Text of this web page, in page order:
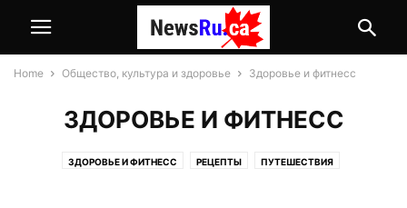
Home Общество, культура и здоровье Здоровье и фитнесс
ЗДОРОВЬЕ И ФИТНЕСС
ЗДОРОВЬЕ И ФИТНЕСС РЕЦЕПТЫ ПУТЕШЕСТВИЯ